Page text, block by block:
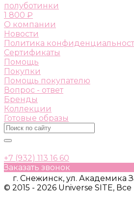
полуботинки
1 800 ₽
О компании
Новости
Политика
Сертификаты
Помощь
Покупки
Помощь покупателю
Вопрос - ответ
Бренды
Коллекции
Готовые образы
+7 (932) 113 16 60
Заказать звонок
г. Снежинск, ул. Академика
© 2015 - 2026 Universe SITE,